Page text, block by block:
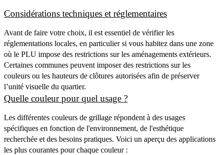
Considérations techniques et réglementaires
Avant de faire votre choix, il est essentiel de vérifier les
réglementations locales, en particulier si vous habitez dans une zone
où le PLU impose des restrictions sur les aménagements extérieurs.
Certaines communes peuvent imposer des restrictions sur les
couleurs ou les hauteurs de clôtures autorisées afin de préserver
l’unité visuelle du quartier.
Quelle couleur pour quel usage ?
Les différentes couleurs de grillage répondent à des usages
spécifiques en fonction de l'environnement, de l'esthétique
recherchée et des besoins pratiques. Voici un aperçu des applications
les plus courantes pour chaque couleur :